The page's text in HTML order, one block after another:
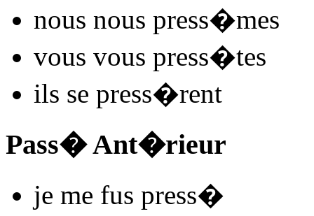
nous nous press�mes
vous vous press�tes
ils se press�rent
Pass� Ant�rieur
je me fus press�